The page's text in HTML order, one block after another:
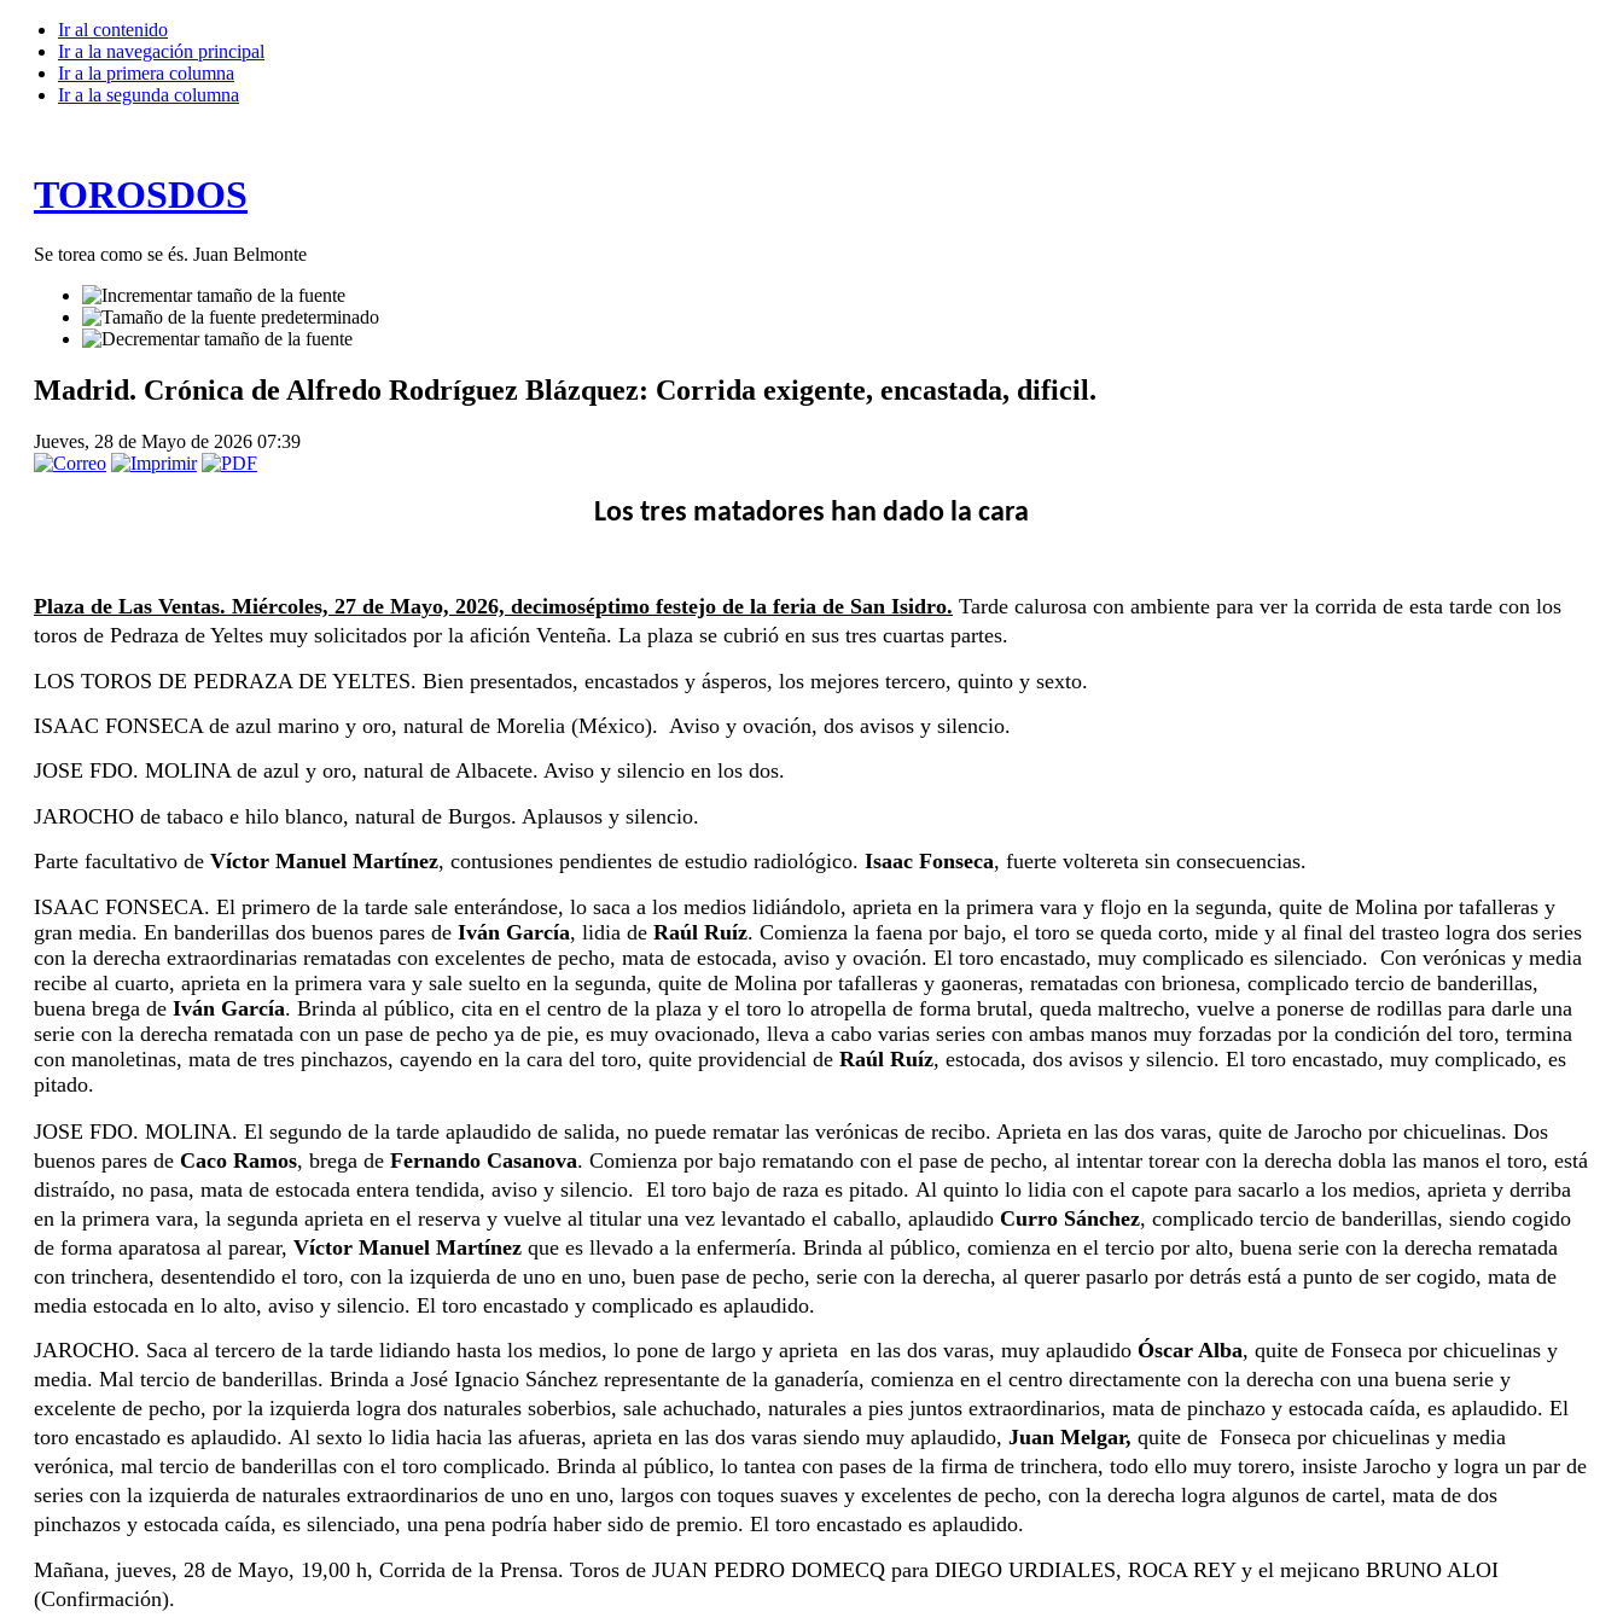
Ir al contenido
Ir a la navegación principal
Ir a la primera columna
Ir a la segunda columna
TOROSDOS
Se torea como se és. Juan Belmonte
Madrid. Crónica de Alfredo Rodríguez Blázquez: Corrida exigente, encastada, dificil.
Jueves, 28 de Mayo de 2026 07:39
Los tres matadores han dado la cara
Plaza de Las Ventas. Miércoles, 27 de Mayo, 2026, decimoséptimo festejo de la feria de San Isidro. Tarde calurosa con ambiente para ver la corrida de esta tarde con los
toros de Pedraza de Yeltes muy solicitados por la afición Venteña. La plaza se cubrió en sus tres cuartas partes.
LOS TOROS DE PEDRAZA DE YELTES. Bien presentados, encastados y ásperos, los mejores tercero, quinto y sexto.
ISAAC FONSECA de azul marino y oro, natural de Morelia (México).  Aviso y ovación, dos avisos y silencio.
JOSE FDO. MOLINA de azul y oro, natural de Albacete. Aviso y silencio en los dos.
JAROCHO de tabaco e hilo blanco, natural de Burgos. Aplausos y silencio.
Parte facultativo de Víctor Manuel Martínez, contusiones pendientes de estudio radiológico. Isaac Fonseca, fuerte voltereta sin consecuencias.
ISAAC FONSECA. El primero de la tarde sale enterándose, lo saca a los medios lidiándolo, aprieta en la primera vara y flojo en la segunda, quite de Molina por tafalleras y
gran media. En banderillas dos buenos pares de Iván García, lidia de Raúl Ruíz. Comienza la faena por bajo, el toro se queda corto, mide y al final del trasteo logra dos series
con la derecha extraordinarias rematadas con excelentes de pecho, mata de estocada, aviso y ovación. El toro encastado, muy complicado es silenciado.  Con verónicas y media
recibe al cuarto, aprieta en la primera vara y sale suelto en la segunda, quite de Molina por tafalleras y gaoneras, rematadas con brionesa, complicado tercio de banderillas,
buena brega de Iván García. Brinda al público, cita en el centro de la plaza y el toro lo atropella de forma brutal, queda maltrecho, vuelve a ponerse de rodillas para darle una
serie con la derecha rematada con un pase de pecho ya de pie, es muy ovacionado, lleva a cabo varias series con ambas manos muy forzadas por la condición del toro, termina
con manoletinas, mata de tres pinchazos, cayendo en la cara del toro, quite providencial de Raúl Ruíz, estocada, dos avisos y silencio. El toro encastado, muy complicado, es
pitado.
JOSE FDO. MOLINA. El segundo de la tarde aplaudido de salida, no puede rematar las verónicas de recibo. Aprieta en las dos varas, quite de Jarocho por chicuelinas. Dos
buenos pares de Caco Ramos, brega de Fernando Casanova. Comienza por bajo rematando con el pase de pecho, al intentar torear con la derecha dobla las manos el toro, está
distraído, no pasa, mata de estocada entera tendida, aviso y silencio.  El toro bajo de raza es pitado. Al quinto lo lidia con el capote para sacarlo a los medios, aprieta y derriba
en la primera vara, la segunda aprieta en el reserva y vuelve al titular una vez levantado el caballo, aplaudido Curro Sánchez, complicado tercio de banderillas, siendo cogido
de forma aparatosa al parear, Víctor Manuel Martínez que es llevado a la enfermería. Brinda al público, comienza en el tercio por alto, buena serie con la derecha rematada
con trinchera, desentendido el toro, con la izquierda de uno en uno, buen pase de pecho, serie con la derecha, al querer pasarlo por detrás está a punto de ser cogido, mata de
media estocada en lo alto, aviso y silencio. El toro encastado y complicado es aplaudido.
JAROCHO. Saca al tercero de la tarde lidiando hasta los medios, lo pone de largo y aprieta  en las dos varas, muy aplaudido Óscar Alba, quite de Fonseca por chicuelinas y
media. Mal tercio de banderillas. Brinda a José Ignacio Sánchez representante de la ganadería, comienza en el centro directamente con la derecha con una buena serie y
excelente de pecho, por la izquierda logra dos naturales soberbios, sale achuchado, naturales a pies juntos extraordinarios, mata de pinchazo y estocada caída, es aplaudido. El
toro encastado es aplaudido. Al sexto lo lidia hacia las afueras, aprieta en las dos varas siendo muy aplaudido, Juan Melgar, quite de  Fonseca por chicuelinas y media
verónica, mal tercio de banderillas con el toro complicado. Brinda al público, lo tantea con pases de la firma de trinchera, todo ello muy torero, insiste Jarocho y logra un par de
series con la izquierda de naturales extraordinarios de uno en uno, largos con toques suaves y excelentes de pecho, con la derecha logra algunos de cartel, mata de dos
pinchazos y estocada caída, es silenciado, una pena podría haber sido de premio. El toro encastado es aplaudido.
Mañana, jueves, 28 de Mayo, 19,00 h, Corrida de la Prensa. Toros de JUAN PEDRO DOMECQ para DIEGO URDIALES, ROCA REY y el mejicano BRUNO ALOI
(Confirmación).